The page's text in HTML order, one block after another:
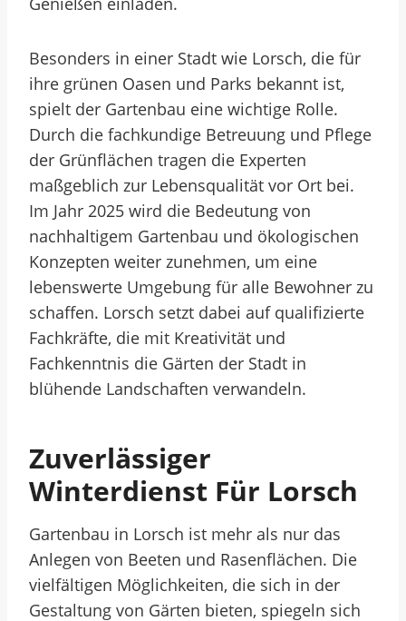
Besonders in einer Stadt wie Lorsch, die für
ihre grünen Oasen und Parks bekannt ist,
spielt der Gartenbau eine wichtige Rolle.
Durch die fachkundige Betreuung und Pflege
der Grünflächen tragen die Experten
maßgeblich zur Lebensqualität vor Ort bei.
Im Jahr 2025 wird die Bedeutung von
nachhaltigem Gartenbau und ökologischen
Konzepten weiter zunehmen, um eine
lebenswerte Umgebung für alle Bewohner zu
schaffen. Lorsch setzt dabei auf qualifizierte
Fachkräfte, die mit Kreativität und
Fachkenntnis die Gärten der Stadt in
blühende Landschaften verwandeln.
Zuverlässiger
Winterdienst Für Lorsch
Gartenbau in Lorsch ist mehr als nur das
Anlegen von Beeten und Rasenflächen. Die
vielfältigen Möglichkeiten, die sich in der
Gestaltung von Gärten bieten, spiegeln sich